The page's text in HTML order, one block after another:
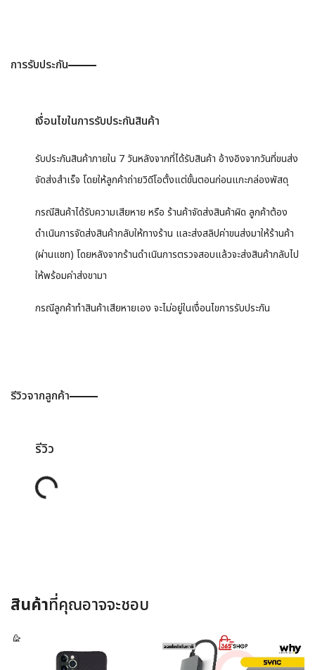
การรับประกัน
เงื่อนไขในการรับประกันสินค้า
รับประกันสินค้าภายใน 7 วันหลังจากที่ได้รับสินค้า อ้างอิงจากวันที่ขนส่ง
จัดส่งสำเร็จ โดยให้ลูกค้าถ่ายวิดีโอตั้งแต่ขั้นตอนก่อนแกะกล่องพัสดุ
กรณีสินค้าได้รับความเสียหาย หรือ ร้านค้าจัดส่งสินค้าผิด ลูกค้าต้อง
ดำเนินการจัดส่งสินค้ากลับให้ทางร้าน และส่งสลิปค่าขนส่งมาให้ร้านค้า
(ผ่านแชท) โดยหลังจากร้านดำเนินการตรวจสอบแล้วจะส่งสินค้ากลับไป
ให้พร้อมค่าส่งขามา
กรณีลูกค้าทำสินค้าเสียหายเอง จะไม่อยู่ในเงื่อนไขการรับประกัน
รีวิวจากลูกค้า
รีวิว
Loading...
สินค้าที่คุณอาจจะชอบ